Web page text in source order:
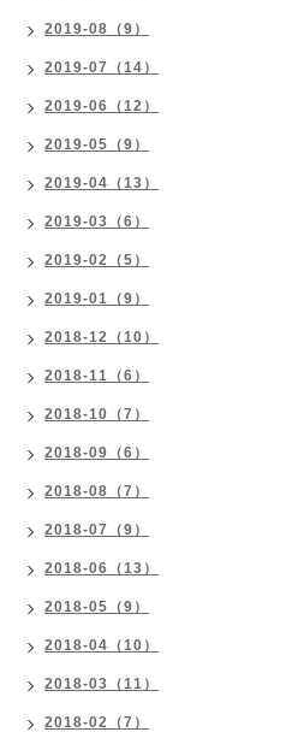
2019-08（9）
2019-07（14）
2019-06（12）
2019-05（9）
2019-04（13）
2019-03（6）
2019-02（5）
2019-01（9）
2018-12（10）
2018-11（6）
2018-10（7）
2018-09（6）
2018-08（7）
2018-07（9）
2018-06（13）
2018-05（9）
2018-04（10）
2018-03（11）
2018-02（7）